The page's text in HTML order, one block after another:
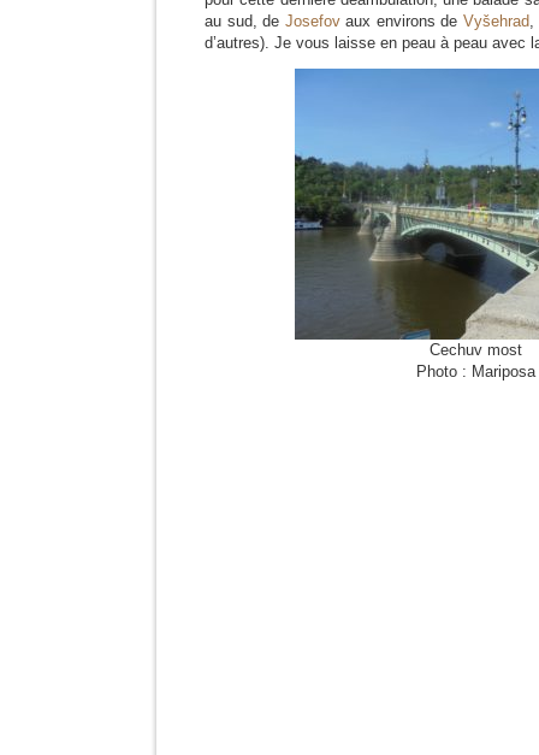
au sud, de Josefovaux environs de Vyšehrad,
d’autres). Je vous laisse en peau à peau avec
Cechuv most
Photo : Mariposa